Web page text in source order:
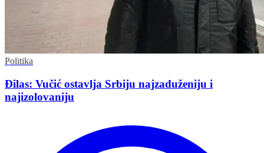
Politika
Đilas: Vučić ostavlja Srbiju najzaduženiju i
najizolovaniju